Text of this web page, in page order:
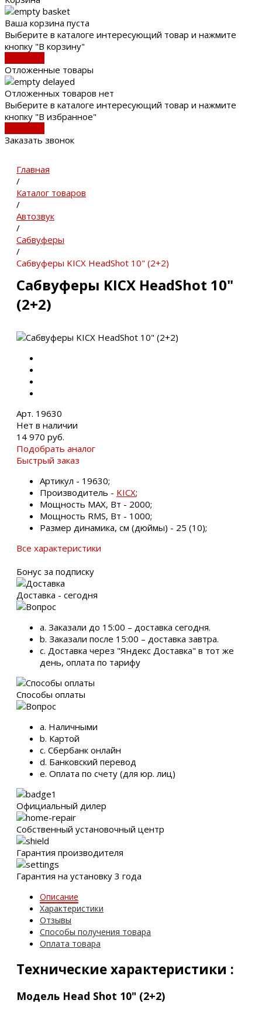
Ваша корзина пуста
Выберите в каталоге интересующий товар и нажмите
кнопку "В корзину"
Отложенные товары
Отложенных товаров нет
Выберите в каталоге интересующий товар и нажмите
кнопку "В избранное"
Заказать звонок
Главная
/
Каталог товаров
/
Автозвук
/
Сабвуферы
/
Сабвуферы KICX HeadShot 10" (2+2)
Сабвуферы KICX HeadShot 10"
(2+2)
Арт. 19630
Нет в наличии
14 970 руб.
Подобрать аналог
Быстрый заказ
Артикул - 19630;
Производитель - KICX;
Мощность MAX, Вт - 2000;
Мощность RMS, Вт - 1000;
Размер динамика, см (дюймы) - 25 (10);
Все характеристики
Бонус за подписку
Доставка - сегодня
a. Заказали до 15:00 – доставка сегодня.
b. Заказали после 15:00 – доставка завтра.
c. Доставка через "Яндекс Доставка" в тот же
день, оплата по тарифу
Способы оплаты
a. Наличными
b. Картой
c. Сбербанк онлайн
d. Банковский перевод
e. Оплата по счету (для юр. лиц)
Официальный дилер
Собственный установочный центр
Гарантия производителя
Гарантия на установку 3 года
Описание
Характеристики
Отзывы
Способы получения товара
Оплата товара
Технические характеристики :
Модель Head Shot 10" (2+2)